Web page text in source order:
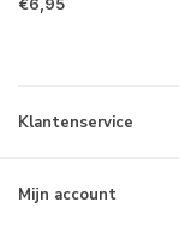
Klantenservice
Mijn account